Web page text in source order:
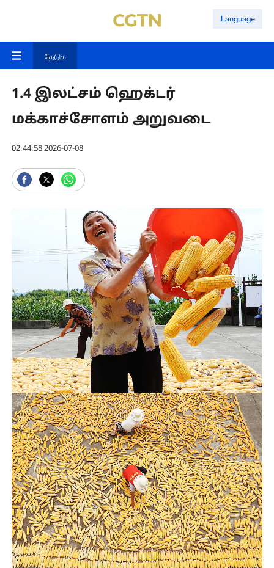
Language
தேடுக
1.4 இலட்சம் ஹெக்டர்
மக்காச்சோளம் அறுவடை
02:44:58 2026-07-08